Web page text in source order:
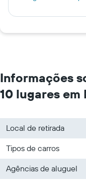
Informações
10 lugares em
Local de retirada
Tipos de carros
Agências de aluguel